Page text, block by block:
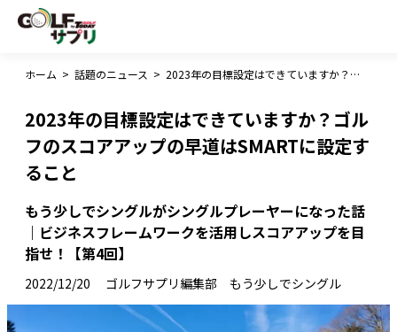
ホーム > 話題のニュース > 2023年の目標設定はできていますか？ゴルフのスコアアップの早道はSMARTに設定すること
2023年の目標設定はできていますか？ゴル
フのスコアアップの早道はSMARTに設定す
ること
もう少しでシングルがシングルプレーヤーになった話
｜ビジネスフレームワークを活用しスコアアップを目
指せ！【第4回】
2022/12/20 ゴルフサプリ編集部 もう少しでシングル